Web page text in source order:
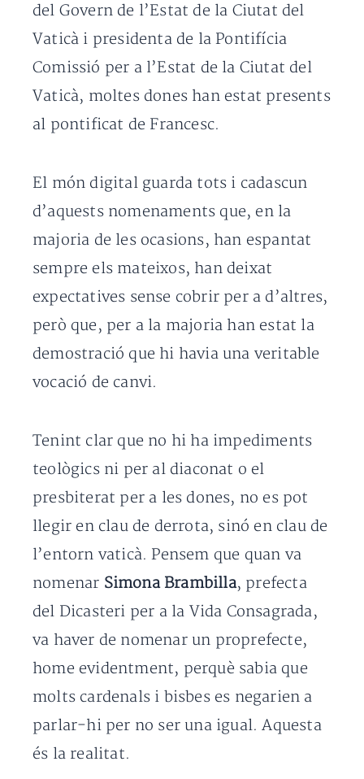
del Govern de l’Estat de la Ciutat del
Vaticà i presidenta de la Pontifícia
Comissió per a l’Estat de la Ciutat del
Vaticà, moltes dones han estat presents
al pontificat de Francesc.
El món digital guarda tots i cadascun
d’aquests nomenaments que, en la
majoria de les ocasions, han espantat
sempre els mateixos, han deixat
expectatives sense cobrir per a d’altres,
però que, per a la majoria han estat la
demostració que hi havia una veritable
vocació de canvi.
Tenint clar que no hi ha impediments
teològics ni per al diaconat o el
presbiterat per a les dones, no es pot
llegir en clau de derrota, sinó en clau de
l’entorn vaticà. Pensem que quan va
nomenar Simona Brambilla, prefecta
del Dicasteri per a la Vida Consagrada,
va haver de nomenar un proprefecte,
home evidentment, perquè sabia que
molts cardenals i bisbes es negarien a
parlar-hi per no ser una igual. Aquesta
és la realitat.